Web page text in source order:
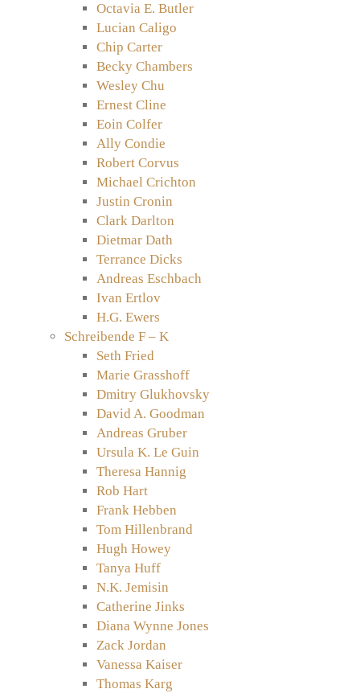
Octavia E. Butler
Lucian Caligo
Chip Carter
Becky Chambers
Wesley Chu
Ernest Cline
Eoin Colfer
Ally Condie
Robert Corvus
Michael Crichton
Justin Cronin
Clark Darlton
Dietmar Dath
Terrance Dicks
Andreas Eschbach
Ivan Ertlov
H.G. Ewers
Schreibende F – K
Seth Fried
Marie Grasshoff
Dmitry Glukhovsky
David A. Goodman
Andreas Gruber
Ursula K. Le Guin
Theresa Hannig
Rob Hart
Frank Hebben
Tom Hillenbrand
Hugh Howey
Tanya Huff
N.K. Jemisin
Catherine Jinks
Diana Wynne Jones
Zack Jordan
Vanessa Kaiser
Thomas Karg